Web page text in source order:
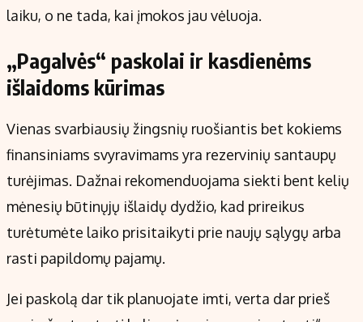
laiku, o ne tada, kai įmokos jau vėluoja.
„Pagalvės“ paskolai ir kasdienėms
išlaidoms kūrimas
Vienas svarbiausių žingsnių ruošiantis bet kokiems
finansiniams svyravimams yra rezervinių santaupų
turėjimas. Dažnai rekomenduojama siekti bent kelių
mėnesių būtinųjų išlaidų dydžio, kad prireikus
turėtumėte laiko prisitaikyti prie naujų sąlygų arba
rasti papildomų pajamų.
Jei paskolą dar tik planuojate imti, verta dar prieš